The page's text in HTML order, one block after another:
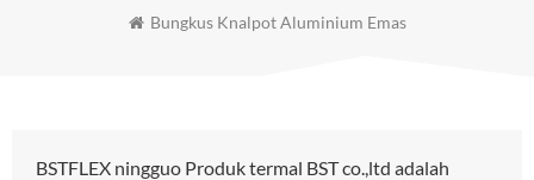
Bungkus Knalpot Aluminium Emas
BSTFLEX ningguo Produk termal BST co.,ltd adalah